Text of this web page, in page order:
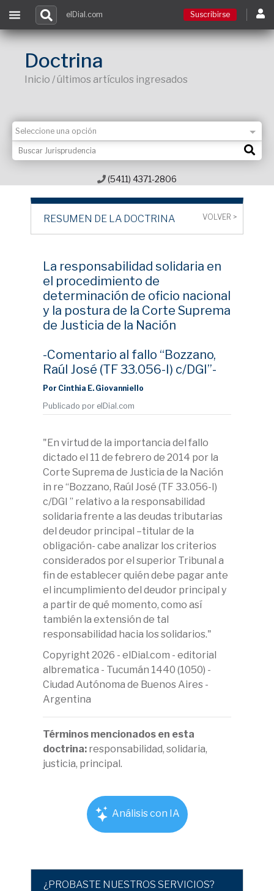
Contacto
elDial.com Suscribirse
Doctrina
Inicio / últimos artículos ingresados
(5411) 4371-2806
RESUMEN DE LA DOCTRINA VOLVER >
La responsabilidad solidaria en
el procedimiento de
determinación de oficio nacional
y la postura de la Corte Suprema
de Justicia de la Nación
-Comentario al fallo “Bozzano,
Raúl José (TF 33.056-I) c/DGI”-
Por Cinthia E. Giovanniello
Publicado por elDial.com
"En virtud de la importancia del fallo
dictado el 11 de febrero de 2014 por la
Corte Suprema de Justicia de la Nación
in re “Bozzano, Raúl José (TF 33.056-I)
c/DGI ” relativo a la responsabilidad
solidaria frente a las deudas tributarias
del deudor principal –titular de la
obligación- cabe analizar los criterios
considerados por el superior Tribunal a
fin de establecer quién debe pagar ante
el incumplimiento del deudor principal y
a partir de qué momento, como así
también la extensión de tal
responsabilidad hacia los solidarios."
Copyright 2026 - elDial.com - editorial
albrematica - Tucumán 1440 (1050) -
Ciudad Autónoma de Buenos Aires -
Argentina
Términos mencionados en esta
doctrina: responsabilidad, solidaria,
justicia, principal.
Análisis con IA
¿PROBASTE NUESTROS SERVICIOS?